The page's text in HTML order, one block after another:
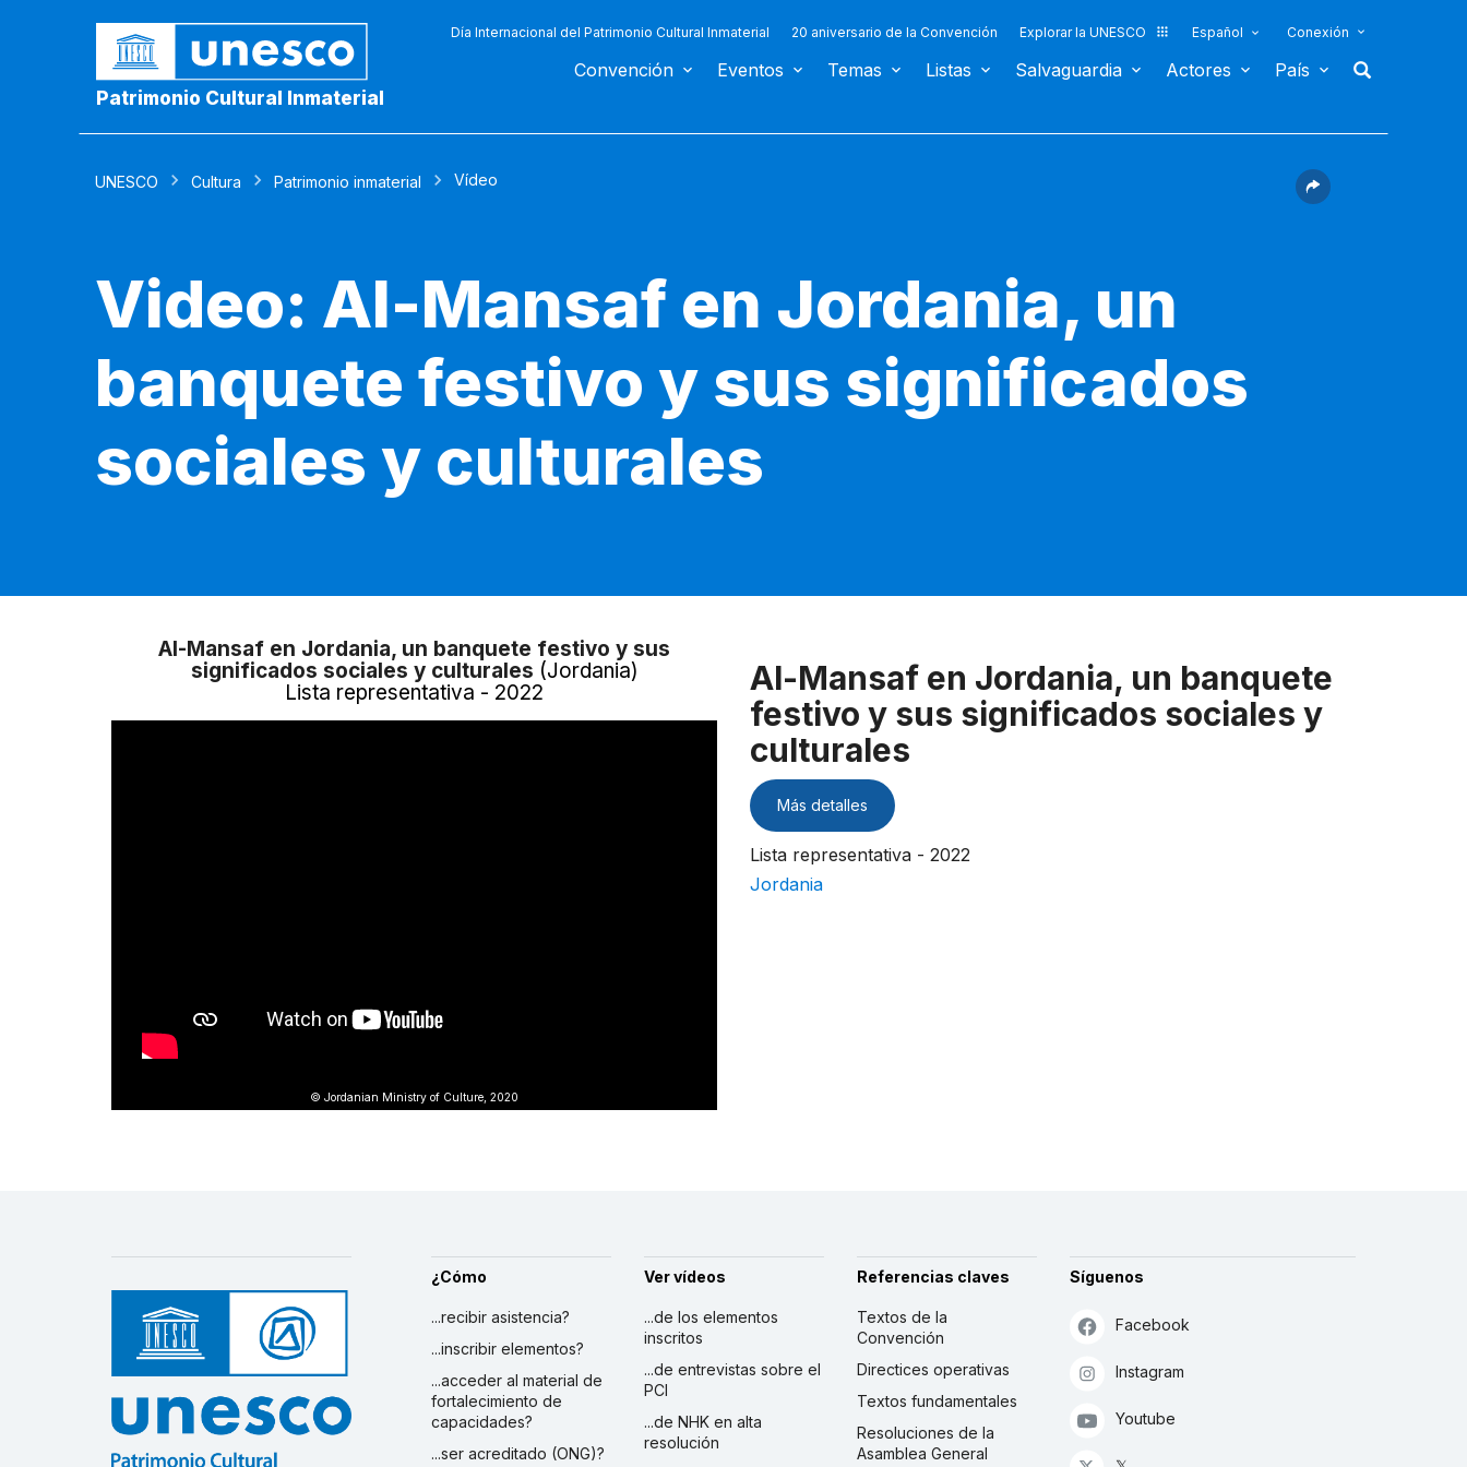
Patrimonio Cultural Inmaterial
Día Internacional del Patrimonio Cultural Inmaterial 20 aniversario de la Convención Explorar la UNESCO Español Conexión
Convención Eventos Temas Listas Salvaguardia Actores País
UNESCO Cultura Patrimonio inmaterial Vídeo
Video: Al-Mansaf en Jordania, un
banquete festivo y sus significados
sociales y culturales
Al-Mansaf en Jordania, un banquete festivo y sus
significados sociales y culturales (Jordania)
Lista representativa - 2022
© Jordanian Ministry of Culture, 2020
Al-Mansaf en Jordania, un banquete
festivo y sus significados sociales y
culturales
Más detalles
Lista representativa - 2022
Jordania
¿Cómo
...recibir asistencia?
...inscribir elementos?
...acceder al material de
fortalecimiento de
capacidades?
...ser acreditado (ONG)?
Ver vídeos
...de los elementos
inscritos
...de entrevistas sobre el
PCI
...de NHK en alta
resolución
Referencias claves
Textos de la
Convención
Directices operativas
Textos fundamentales
Resoluciones de la
Asamblea General
Síguenos
Facebook
Instagram
Youtube